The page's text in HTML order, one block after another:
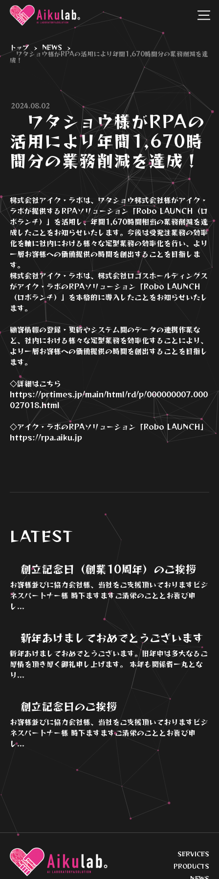
トップ > NEWS >
ワタショウ様がRPAの活用により年間1,670時間分の業務削減を達
成！
2024.08.02
ワタショウ様がRPAの
活用により年間1,670時
間分の業務削減を達成！
株式会社アイク・ラボは、ワタショウ株式会社様がアイク・
ラボが提供するRPAソリューション「Robo LAUNCH（ロ
ボランチ）」を活用し、年間1,670時間相当の業務削減を達
成したことをお知らせいたします。今後は受発注業務の効率
化を軸に社内における様々な定型業務の効率化を行い、より
一層お客様への価値提供の時間を創出することを目指しま
す。
株式会社アイク・ラボは、株式会社ロゴスホールディングス
がアイク・ラボのRPAソリューション「Robo LAUNCH
（ロボランチ）」を本格的に導入したことをお知らせいたし
ます。
顧客情報の登録・更新やシステム間のデータの連携作業な
ど、社内における様々な定型業務を効率化することにより、
より一層お客様への価値提供の時間を創出することを目指し
ます。
◇詳細はこちら
https://prtimes.jp/main/html/rd/p/000000007.000
027018.html
◇アイク・ラボのRPAソリューション「Robo LAUNCH」
https://rpa.aiku.jp
LATEST
創立記念日（創業10周年）のご挨拶
お客様並びに協力会社様、当社をご支援頂いておりますビジ
ネスパートナー様 時下ますますご清栄のこととお喜び申
し...
新年あけましておめでとうございます
新年あけましておめでとうございます。旧年中は多大なるご
厚情を頂き厚く御礼申し上げます。 本年も関係者一丸とな
り...
創立記念日のご挨拶
お客様並びに協力会社様、当社をご支援頂いておりますビジ
ネスパートナー様 時下ますますご清栄のこととお喜び申
し...
SERVICES
PRODUCTS